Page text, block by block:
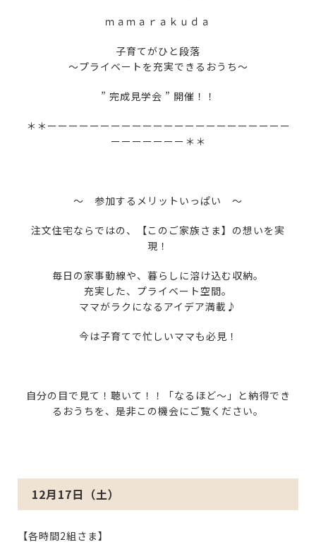
ｍａｍａｒａｋｕｄａ
子育てがひと段落
～プライベートを充実できるおうち～
” 完成見学会 ” 開催！！
＊＊ーーーーーーーーーーーーーーーーーーーーーーー
ーーーーーーー＊＊
～ 参加するメリットいっぱい ～
注文住宅ならではの、【このご家族さま】の想いを実
現！
毎日の家事動線や、暮らしに溶け込む収納。
充実した、プライベート空間。
ママがラクになるアイデア満載♪
今は子育てで忙しいママも必見！
自分の目で見て！聴いて！！「なるほど～」と納得でき
るおうちを、是非この機会にご覧ください。
12月17日（土）
【各時間2組さま】